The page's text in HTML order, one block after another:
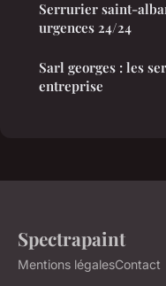
Serrurier saint-
urgences 24/24
Sarl georges : les
entreprise
Spectrapaint
Mentions légalesContact